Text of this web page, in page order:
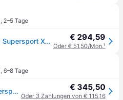
, 2–5 Tage
255/45 R21 106Y Eagle F1 Supersport XL NE0 € 294,59
Oder € 51,50/Mon.¹
, 6–8 Tage
1x Goodyear Eagle F1 Supersport Sommerreifen 255/45 R21 106Y XL Reifen € 345,50
Oder 3 Zahlungen von € 115,16